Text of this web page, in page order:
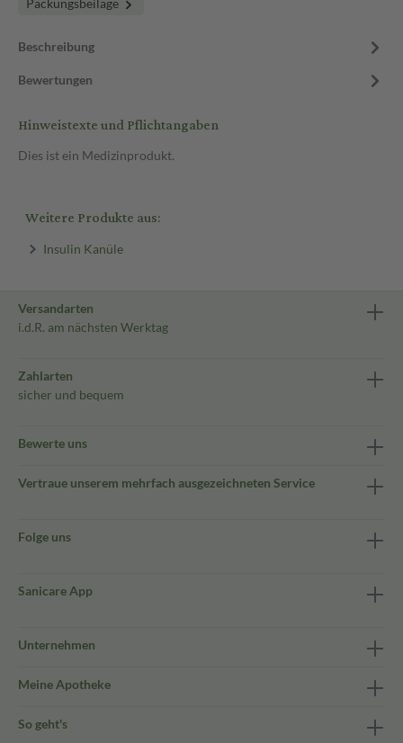
Packungsbeilage
Beschreibung
Bewertungen
Hinweistexte und Pflichtangaben
Dies ist ein Medizinprodukt.
Weitere Produkte aus:
Insulin Kanüle
Versandarten
i.d.R. am nächsten Werktag
Zahlarten
sicher und bequem
Bewerte uns
Vertraue unserem mehrfach ausgezeichneten Service
Folge uns
Sanicare App
Unternehmen
Meine Apotheke
So geht's